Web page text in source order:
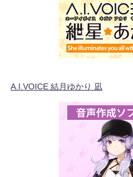
A.I.VOICE 結月ゆかり 凪